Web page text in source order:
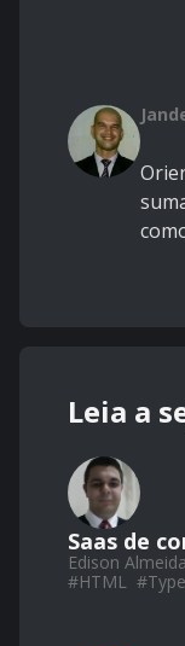
Leia a
Saas de
Edison
#HTML #